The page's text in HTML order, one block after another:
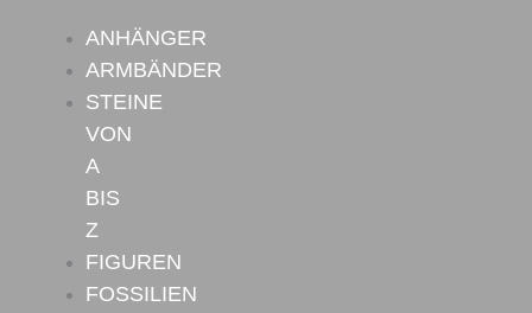
ANHÄNGER
ARMBÄNDER
STEINE
VON
A
BIS
Z
FIGUREN
FOSSILIEN